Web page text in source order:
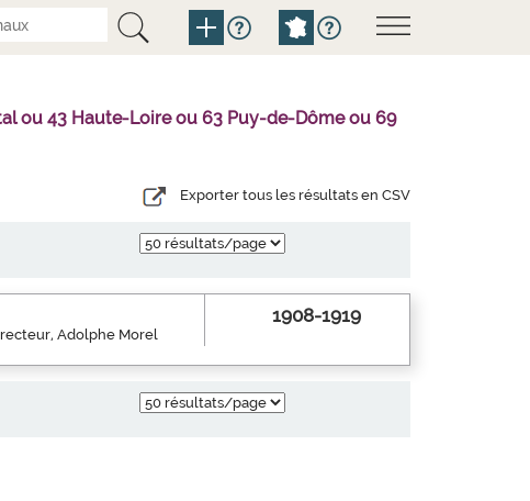
ou 43 Haute-Loire ou 63 Puy-de-Dôme ou 69
Exporter tous les résultats en CSV
Adolphe Morel
1908-1919